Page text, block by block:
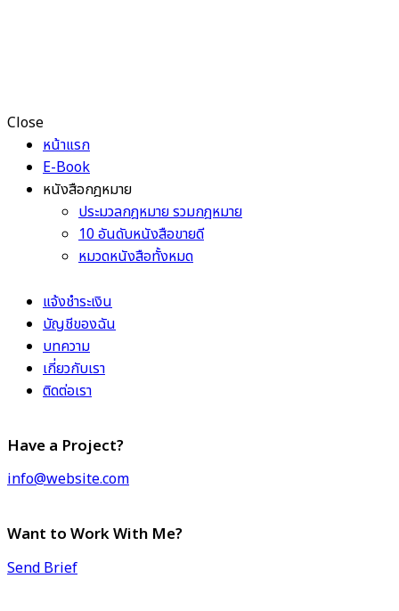
Close
หน้าแรก
E-Book
หนังสือกฎหมาย
ประมวลกฎหมาย รวมกฎหมาย
10 อันดับหนังสือขายดี
หมวดหนังสือทั้งหมด
แจ้งชำระเงิน
บัญชีของฉัน
บทความ
เกี่ยวกับเรา
ติดต่อเรา
Have a Project?
info@website.com
Want to Work With Me?
Send Brief